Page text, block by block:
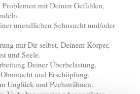
mit Deinen Gefühlen,
unendlichen Sehnsucht und/oder
mit Dir selbst, Deinem Körper,
und Seele.
Deiner Überbelastung,
und Erschöpfung.
Unglück und Pechsträhnen.